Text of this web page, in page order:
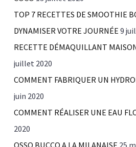
TOP 7 RECETTES DE SMOOTHIE
DYNAMISER VOTRE JOURNÉE 9
RECETTE DÉMAQUILLANT
juillet 2020
COMMENT FABRIQUER UN
juin 2020
COMMENT RÉALISER UNE EAU
2020